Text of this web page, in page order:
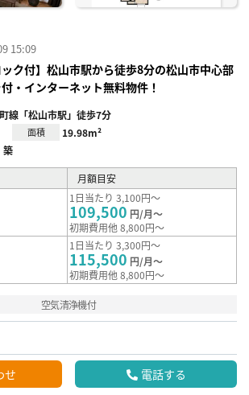
15:09
ック付】松山市駅から徒歩8分の松山市中心部
・インターネット無料物件！
線「松山市駅」徒歩7分
面積 19.98m²
築
月額目安
1日当たり 3,100円～
109,500 円/月～
初期費用他 8,800円～
1日当たり 3,300円～
115,500 円/月～
初期費用他 8,800円～
空気清浄機付
せ 電話する